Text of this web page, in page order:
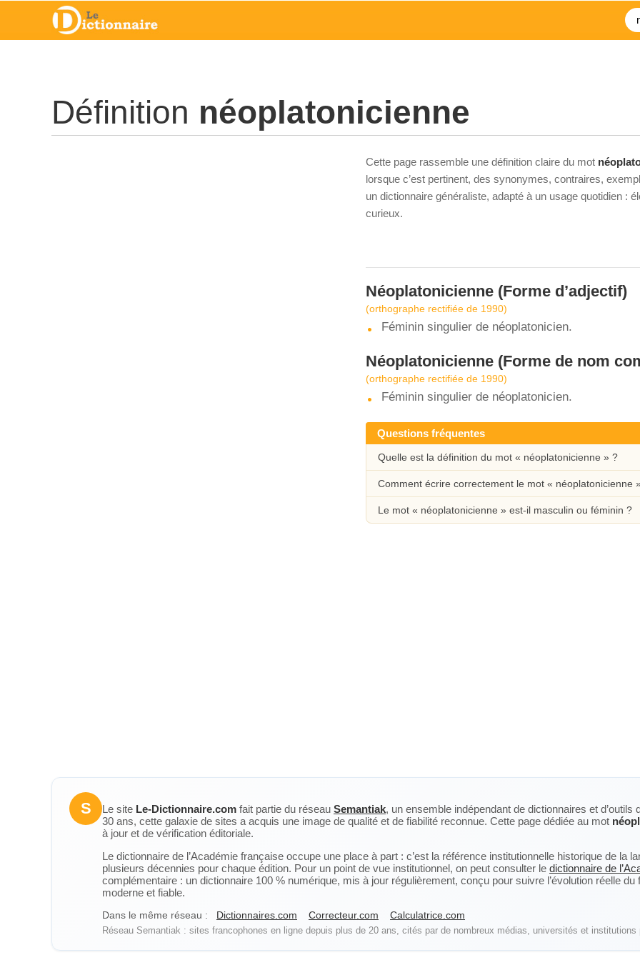
Définition néoplatonicienne
Cette page rassemble une définition claire du mot
lorsque c’est pertinent, des synonymes, contraires,
un dictionnaire généraliste, adapté à un usage quotidien :
curieux.
Néoplatonicienne (Forme d’adjectif)
(orthographe rectifiée de 1990)
Féminin singulier de néoplatonicien.
Néoplatonicienne (Forme de nom
(orthographe rectifiée de 1990)
Féminin singulier de néoplatonicien.
Questions fréquentes
Quelle est la définition du mot « néoplatonicienne » ?
Comment écrire correctement le mot « néoplatonicienne
Le mot « néoplatonicienne » est-il masculin ou féminin ?
S Le site Le-Dictionnaire.com fait partie du réseau Semantiak, un ensemble indépendant de dictionnaires et
30 ans, cette galaxie de sites a acquis une image de qualité et de fiabilité reconnue. Cette page dédiée au mot
à jour et de vérification éditoriale.
Le dictionnaire de l’Académie française occupe une place à part : c’est la référence institutionnelle historique de la
plusieurs décennies pour chaque édition. Pour un point de vue institutionnel, on peut consulter le dictionnaire de
complémentaire : un dictionnaire 100 % numérique, mis à jour régulièrement, conçu pour suivre l’évolution réelle
moderne et fiable.
Dans le même réseau : Dictionnaires.com Correcteur.com Calculatrice.com
Réseau Semantiak : sites francophones en ligne depuis plus de 20 ans, cités par de nombreux médias, universités et institutions